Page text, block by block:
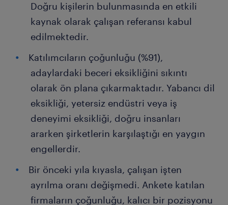
Doğru kişilerin bulunmasında en etkili
kaynak olarak çalışan referansı kabul
edilmektedir.
Katılımcıların çoğunluğu (%91),
adaylardaki beceri eksikliğini sıkıntı
olarak ön plana çıkarmaktadır. Yabancı dil
eksikliği, yetersiz endüstri veya iş
deneyimi eksikliği, doğru insanları
ararken şirketlerin karşılaştığı en yaygın
engellerdir.
Bir önceki yıla kıyasla, çalışan işten
ayrılma oranı değişmedi. Ankete katılan
firmaların çoğunluğu, kalıcı bir pozisyonu